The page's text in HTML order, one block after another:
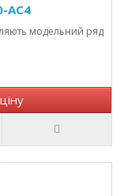
AC4
модельний ряд